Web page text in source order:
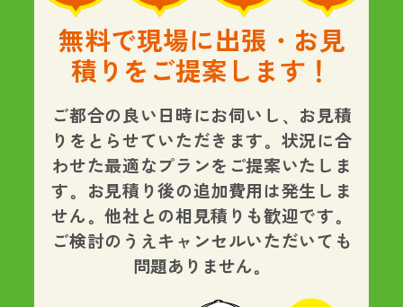
無料で現場に出張・お見
積りをご提案します！
ご都合の良い日時にお伺いし、お見積
りをとらせていただきます。状況に合
わせた最適なプランをご提案いたしま
す。
お見積り後の追加費用は発生しま
せん。他社との相見積りも歓迎です。
ご検討のうえキャンセルいただいても
問題ありません。